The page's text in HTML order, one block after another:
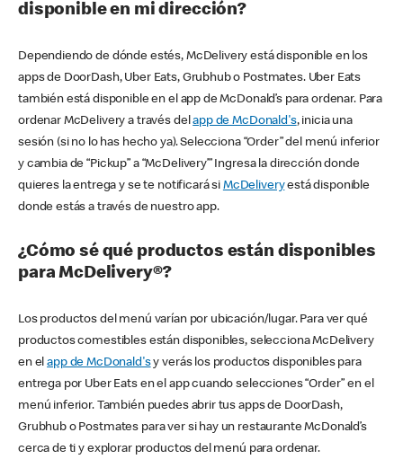
disponible en mi dirección?
Dependiendo de dónde estés, McDelivery está disponible en los
apps de DoorDash, Uber Eats, Grubhub o Postmates. Uber Eats
también está disponible en el app de McDonald’s para ordenar. Para
ordenar McDelivery a través delapp de McDonald's, inicia una
sesión (si no lo has hecho ya). Selecciona “Order” del menú inferior
y cambia de “Pickup” a “McDelivery’” Ingresa la dirección donde
quieres la entrega y se te notificará si McDeliveryestá disponible
donde estás a través de nuestro app.
¿Cómo sé qué productos están disponibles
para McDelivery®?
Los productos del menú varían por ubicación/lugar. Para ver qué
productos comestibles están disponibles, selecciona McDelivery
en elapp de McDonald'sy verás los productos disponibles para
entrega por Uber Eats en el app cuando selecciones “Order” en el
menú inferior. También puedes abrir tus apps de DoorDash,
Grubhub o Postmates para ver si hay un restaurante McDonald’s
cerca de ti y explorar productos del menú para ordenar.